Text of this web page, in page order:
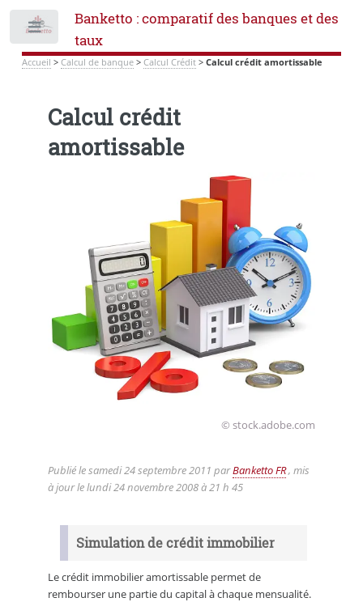
Banketto : comparatif des banques et des
taux
Accueil > Calcul de banque> Calcul Crédit> Calcul crédit amortissable
Calcul crédit
amortissable
© stock.adobe.com
Publié le samedi 24 septembre 2011 parBanketto FR, mis
à jour lelundi 24 novembre 2008 à 21 h 45
Simulation de crédit immobilier
Le crédit immobilier amortissable permet de
rembourser une partie du capital à chaque mensualité.